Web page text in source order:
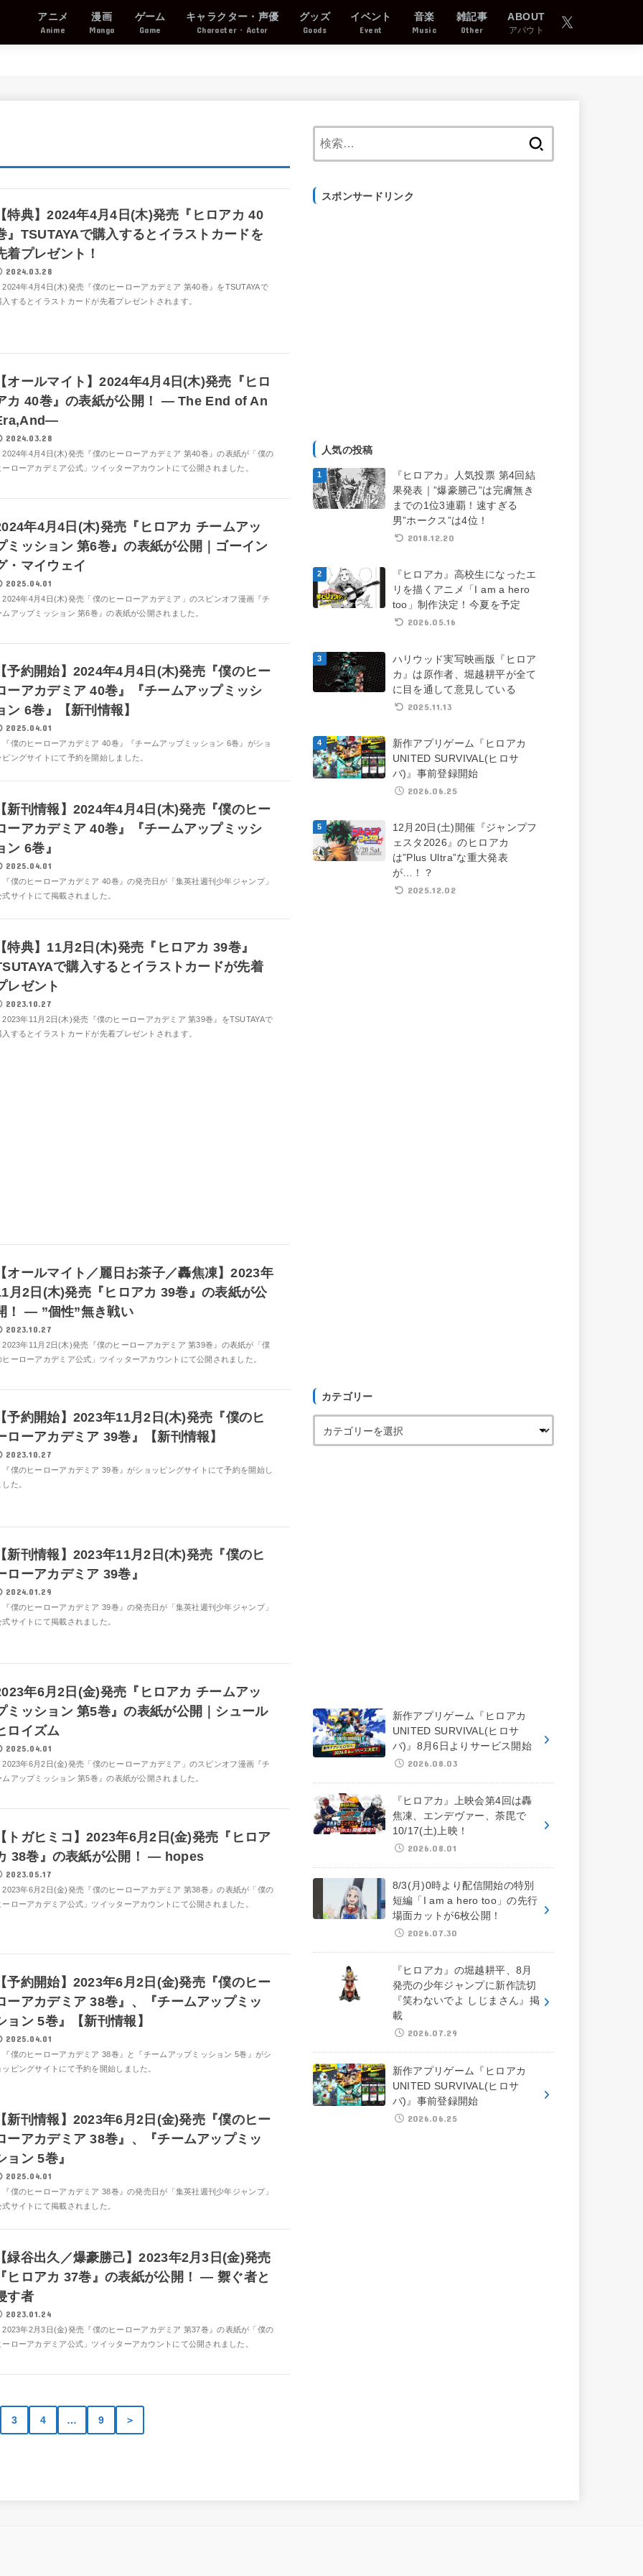
アニメ
Anime
漫画
Manga
ゲーム
Game
キャラクター・声優
Character・Actor
グッズ
Goods
イベント
Event
音楽
Music
雑記事
Other
ABOUT
アバウト
特典】2024年4月4日(木)発売『ヒロアカ 40
』TSUTAYAで購入するとイラストカードを
着プレゼント！
2024.03.28
年4月4日(木)発売『僕のヒーローアカデミア 第40巻』をTSUTAYAで
入するとイラストカードが先着プレゼントされます。
オールマイト】2024年4月4日(木)発売『ヒロ
カ 40巻』の表紙が公開！ ― The End of An
2024.03.28
年4月4日(木)発売『僕のヒーローアカデミア 第40巻』の表紙が「僕の
ーローアカデミア公式」ツイッターアカウントにて公開されました。
年4月4日(木)発売『ヒロアカ チームアッ
ミッション 第6巻』の表紙が公開｜ゴーイン
・マイウェイ
2025.04.01
年4月4日(木)発売「僕のヒーローアカデミア」のスピンオフ漫画『チ
ムアップミッション 第6巻』の表紙が公開されました。
予約開始】2024年4月4日(木)発売『僕のヒー
ーアカデミア 40巻』『チームアップミッシ
ン 6巻』【新刊情報】
2025.04.01
僕のヒーローアカデミア 40巻』『チームアップミッション 6巻』がショ
ピングサイトにて予約を開始しました。
新刊情報】2024年4月4日(木)発売『僕のヒー
ーアカデミア 40巻』『チームアップミッシ
ン 6巻』
2025.04.01
僕のヒーローアカデミア 40巻』の発売日が「集英社週刊少年ジャンプ」
式サイトにて掲載されました。
特典】11月2日(木)発売『ヒロアカ 39巻』
で購入するとイラストカードが先着
レゼント
2023.10.27
年11月2日(木)発売『僕のヒーローアカデミア 第39巻』をTSUTAYAで
入するとイラストカードが先着プレゼントされます。
オールマイト／麗日お茶子／轟焦凍】2023年
月2日(木)発売『ヒロアカ 39巻』の表紙が公
！ ― ”個性”無き戦い
2023.10.27
年11月2日(木)発売『僕のヒーローアカデミア 第39巻』の表紙が「僕
ヒーローアカデミア公式」ツイッターアカウントにて公開されました。
予約開始】2023年11月2日(木)発売『僕のヒ
ローアカデミア 39巻』【新刊情報】
2023.10.27
僕のヒーローアカデミア 39巻』がショッピングサイトにて予約を開始し
した。
新刊情報】2023年11月2日(木)発売『僕のヒ
ローアカデミア 39巻』
2024.01.29
僕のヒーローアカデミア 39巻』の発売日が「集英社週刊少年ジャンプ」
式サイトにて掲載されました。
年6月2日(金)発売『ヒロアカ チームアッ
ミッション 第5巻』の表紙が公開｜シュール
ロイズム
2025.04.01
年6月2日(金)発売「僕のヒーローアカデミア」のスピンオフ漫画『チ
ムアップミッション 第5巻』の表紙が公開されました。
トガヒミコ】2023年6月2日(金)発売『ヒロア
38巻』の表紙が公開！ ― hopes
2023.05.17
年6月2日(金)発売『僕のヒーローアカデミア 第38巻』の表紙が「僕の
ーローアカデミア公式」ツイッターアカウントにて公開されました。
予約開始】2023年6月2日(金)発売『僕のヒー
ーアカデミア 38巻』、『チームアップミッ
ョン 5巻』【新刊情報】
2025.04.01
僕のヒーローアカデミア 38巻』と『チームアップミッション 5巻』がシ
ッピングサイトにて予約を開始しました。
新刊情報】2023年6月2日(金)発売『僕のヒー
ーアカデミア 38巻』、『チームアップミッ
ョン 5巻』
2025.04.01
僕のヒーローアカデミア 38巻』の発売日が「集英社週刊少年ジャンプ」
式サイトにて掲載されました。
緑谷出久／爆豪勝己】2023年2月3日(金)発売
ヒロアカ 37巻』の表紙が公開！ ― 禦ぐ者と
す者
2023.01.24
年2月3日(金)発売『僕のヒーローアカデミア 第37巻』の表紙が「僕の
ーローアカデミア公式」ツイッターアカウントにて公開されました。
3 4 … 9 ＞
スポンサードリンク
人気の投稿
『ヒロアカ』人気投票 第4回結
果発表｜”爆豪勝己”は完膚無き
までの1位3連覇！速すぎる
男”ホークス”は4位！
2018.12.20
『ヒロアカ』高校生になったエ
リを描くアニメ「I am a hero
too」制作決定！今夏を予定
2026.05.16
ハリウッド実写映画版『ヒロア
カ』は原作者、堀越耕平が全て
に目を通して意見している
2025.11.13
新作アプリゲーム『ヒロアカ
UNITED SURVIVAL(ヒロサ
バ)』事前登録開始
2026.06.25
12月20日(土)開催『ジャンプフ
ェスタ2026』のヒロアカ
は”Plus Ultra”な重大発表
が…！？
2025.12.02
カテゴリー
新作アプリゲーム『ヒロアカ
UNITED SURVIVAL(ヒロサ
バ)』8月6日よりサービス開始
2026.08.03
『ヒロアカ』上映会第4回は轟
焦凍、エンデヴァー、荼毘で
10/17(土)上映！
2026.08.01
8/3(月)0時より配信開始の特別
短編「I am a hero too」の先行
場面カットが6枚公開！
2026.07.30
『ヒロアカ』の堀越耕平、8月
発売の少年ジャンプに新作読切
『笑わないでよ しじまさん』掲
載
2026.07.29
新作アプリゲーム『ヒロアカ
UNITED SURVIVAL(ヒロサ
バ)』事前登録開始
2026.06.25